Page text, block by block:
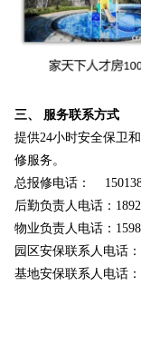
三、 服务联系方式
提供24小时安全保卫
修服务。
总报修电话：
后勤负责人电话：
物业负责人电话：
园区安保联系人电话：
基地安保联系人电话：